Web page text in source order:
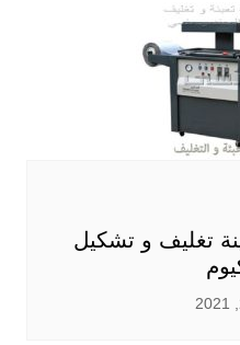
تغليف و تشكيل